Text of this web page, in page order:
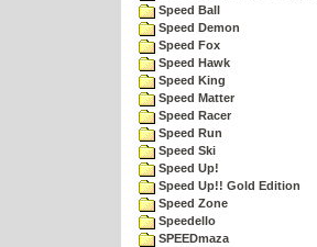
Speed Ball
Speed Demon
Speed Fox
Speed Hawk
Speed King
Speed Matter
Speed Racer
Speed Run
Speed Ski
Speed Up!
Speed Up!! Gold Edition
Speed Zone
Speedello
SPEEDmaza